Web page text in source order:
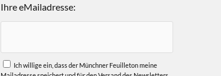
Ihre eMailadresse:
Ich willige ein, dass der Münchner Feuilleton meine